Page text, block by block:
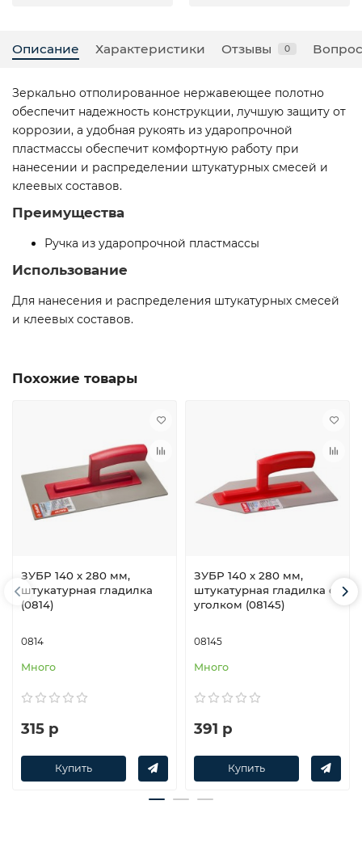
Описание Характеристики Отзывы 0
Зеркально отполированное нержавеющее полотно
обеспечит надежность конструкции, лучшую защиту от
коррозии, а удобная рукоять из ударопрочной
пластмассы обеспечит комфортную работу при
нанесении и распределении штукатурных смесей и
клеевых составов.
Преимущества
Ручка из ударопрочной пластмассы
Использование
Для нанесения и распределения штукатурных смесей
и клеевых составов.
Похожие товары
ЗУБР 140 х 280 мм,
штукатурная гладилка
(0814)
0814
Много
315 р
Купить
ЗУБР 140 х 280 мм,
штукатурная гладилка с
уголком (08145)
08145
Много
391 р
Купить